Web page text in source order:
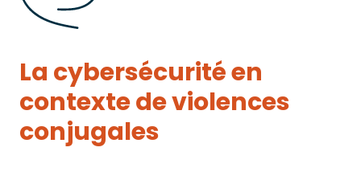
La cybersécurité en
contexte de violences
conjugales